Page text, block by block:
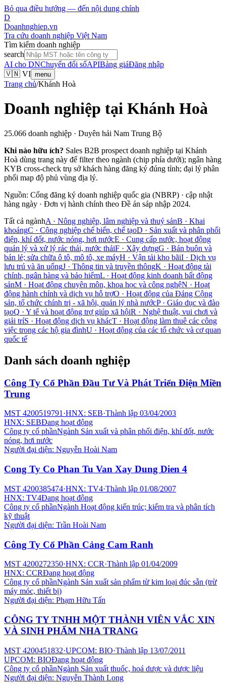
Bỏ qua điều hướng — đến nội dung chính
D
Doanhnghiep.vn
Tra cứu doanh nghiệp Việt Nam
Tìm kiếm doanh nghiệp
search
AI cho DNChuyển đổi sốAPIBảng giáĐăng nhập
🇻🇳 VI menu
Trang chủ/Khánh Hoà
Doanh nghiệp tại Khánh Hoà
25.066 doanh nghiệp · Duyên hải Nam Trung Bộ
Khi nào hữu ích? Sales B2B prospect doanh nghiệp tại Khánh
Hoà dùng trang này để filter theo ngành (chip phía dưới); ngân hàng
KYB cross-check trụ sở khách hàng đăng ký đúng tỉnh; đại lý phân
phối map độ phủ vùng địa lý.
Nguồn: Cổng đăng ký doanh nghiệp quốc gia (NBRP) · cập nhật
hàng ngày · Đơn vị hành chính theo Đề án sáp nhập 2024.
Tất cả ngànhA · Nông nghiệp, lâm nghiệp và thuỷ sảnB · Khai
khoángC · Công nghiệp chế biến, chế tạoD · Sản xuất và phân phối
điện, khí đốt, nước nóng, hơi nướcE · Cung cấp nước, hoạt động
quản lý và xử lý rác thải, nước thảiF · Xây dựngG · Bán buôn và
bán lẻ; sửa chữa ô tô, mô tô, xe máyH · Vận tải kho bãiI · Dịch vụ
lưu trú và ăn uốngJ · Thông tin và truyền thôngK · Hoạt động tài
chính, ngân hàng và bảo hiểmL · Hoạt động kinh doanh bất động
sảnM · Hoạt động chuyên môn, khoa học và công nghệN · Hoạt
động hành chính và dịch vụ hỗ trợO · Hoạt động của Đảng Cộng
sản, tổ chức chính trị - xã hội, quản lý nhà nướcP· Giáo dục và đào
tạoQ · Y tế và hoạt động trợ giúp xã hộiR · Nghệ thuật, vui chơi và
giải tríS · Hoạt động dịch vụ khácT · Hoạt động làm thuê các công
việc trong các hộ gia đìnhU · Hoạt động của các tổ chức và cơ quan
quốc tế
Danh sách doanh nghiệp
Công Ty Cổ Phần Đầu Tư Và Phát Triển Điện Miền
Trung
MST 4200519791·HNX: SEB·Thành lập 03/04/2003
HNX: SEBĐang hoạt động
Công ty cổ phầnNgành Sản xuất và phân phối điện, khí đốt, nước
nóng, hơi nước
Người đại diện: Nguyễn Hoài Nam
Cong Ty Co Phan Tu Van Xay Dung Dien 4
MST 4200385474·HNX: TV4·Thành lập 01/08/2007
HNX: TV4Đang hoạt động
Công ty cổ phầnNgành Hoạt động kiến trúc; kiểm tra và phân tích
kỹ thuật
Người đại diện: Trần Hoài Nam
Công Ty Cổ Phần Cảng Cam Ranh
MST 4200272350·HNX: CCR·Thành lập 01/04/2009
HNX: CCRĐang hoạt động
Công ty cổ phầnNgành Sản xuất sản phẩm từ kim loại đúc sẵn (trừ
máy móc, thiết bị)
Người đại diện: Phạm Hữu Tấn
CÔNG TY TNHH MỘT THÀNH VIÊN VẮC XIN
VÀ SINH PHẨM NHA TRANG
MST 4200451832·UPCOM: BIO·Thành lập 13/07/2011
UPCOM: BIOĐang hoạt động
Công ty cổ phầnNgành Sản xuất thuốc, hoá dược và dược liệu
Người đại diện: Nguyễn Thành Long